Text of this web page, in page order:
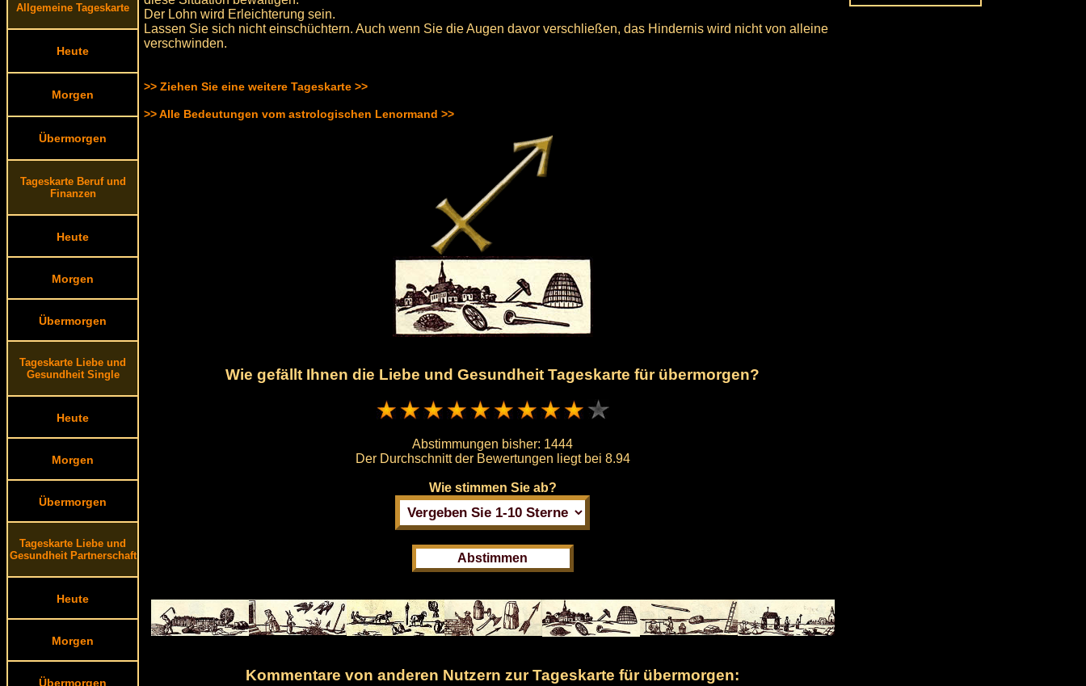
Allgemeine Tageskarte
Heute
Morgen
Übermorgen
Tageskarte Beruf und
Finanzen
Heute
Morgen
Übermorgen
Tageskarte Liebe und
Gesundheit Single
Heute
Morgen
Übermorgen
Tageskarte Liebe und
Gesundheit Partnerschaft
Heute
Morgen
Übermorgen
Der Lohn wird Erleichterung sein.
Lassen Sie sich nicht einschüchtern. Auch wenn Sie die Augen davor verschließen, das Hindernis wird nicht von alleine
verschwinden.
>> Ziehen Sie eine weitere Tageskarte >>
>> Alle Bedeutungen vom astrologischen Lenormand >>
Wie gefällt Ihnen die Liebe und Gesundheit Tageskarte für übermorgen?
Abstimmungen bisher: 1444
Der Durchschnitt der Bewertungen liegt bei 8.94
Wie stimmen Sie ab?
Kommentare von anderen Nutzern zur Tageskarte für übermorgen: